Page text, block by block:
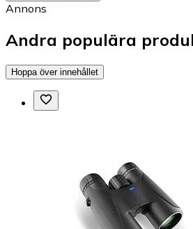
Annons
Andra populära
Hoppa över innehållet